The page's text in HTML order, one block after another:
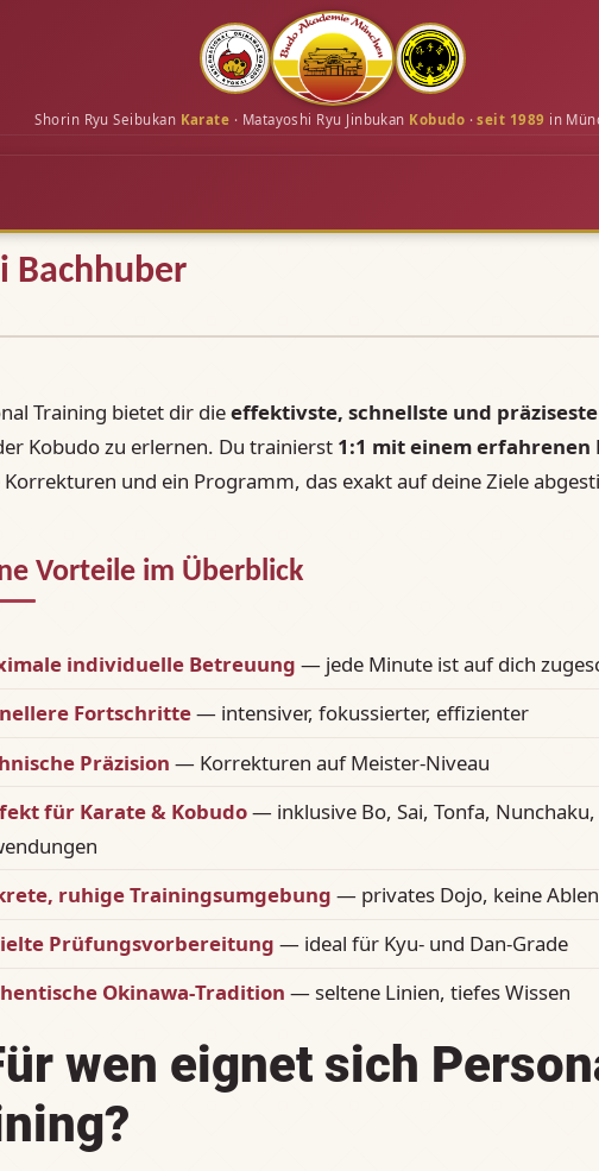
Shorin Ryu Seibukan Karate · Matayoshi Ryu Jinbukan Kobudo ·seit 1989 in
Bachhuber
Training bietet dir dieeffektivste, schnellste und präziseste
Kobudo zu erlernen. Du trainierst 1:1 mit einem erfahrenen
und ein Programm, das exakt auf deine Ziele
Vorteile im Überblick
individuelle Betreuung — jede Minute ist auf dich
Fortschritte— intensiver, fokussierter, effizienter
Präzision — Korrekturen auf Meister‑Niveau
für Karate & Kobudo— inklusive Bo, Sai, Tonfa, Nunchaku,
ruhige Trainingsumgebung — privates Dojo, keine
Prüfungsvorbereitung — ideal für Kyu‑ und Dan‑Grade
Okinawa‑Tradition — seltene Linien, tiefes Wissen
wen eignet sich